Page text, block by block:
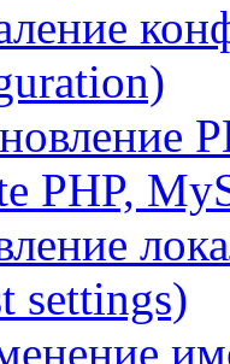
PHP,
settings)